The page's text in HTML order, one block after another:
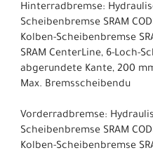
Hinterradbremse:
Scheibenbremse SRAM
Kolben-Scheibenbremse
SRAM CenterLine, 6-Loch-
abgerundete Kante, 200
Max. Bremsscheibendu
Vorderradbremse:
Scheibenbremse SRAM
Kolben-Scheibenbremse